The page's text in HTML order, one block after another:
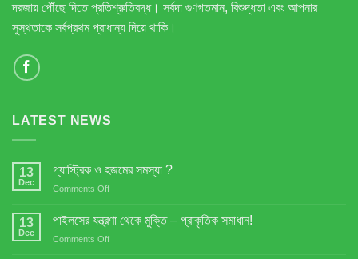
দরজায় পৌঁছে দিতে প্রতিশ্রুতিবদ্ধ। সর্বদা গুণগতমান, বিশুদ্ধতা এবং আপনার
সুস্থতাকে সর্বপ্রথম প্রাধান্য দিয়ে থাকি।
LATEST NEWS
13
Dec
গ্যাস্ট্রিক ও হজমের সমস্যা ?
Comments Offon
ও
13
Dec
পাইলসের যন্ত্রণা থেকে মুক্তি – প্রাকৃতিক সমাধান!
Comments Offon